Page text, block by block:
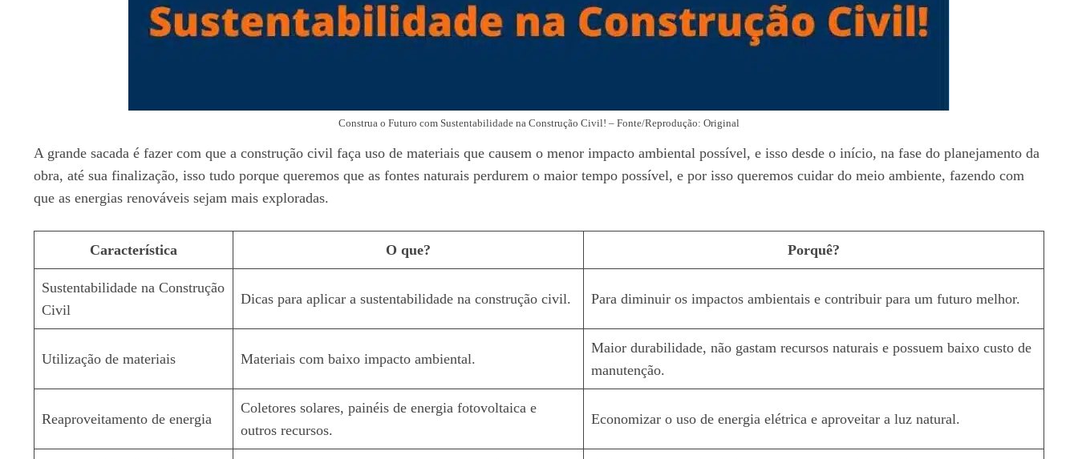
Construa o Futuro com Sustentabilidade na Construção Civil! – Fonte/Reprodução: Original
A grande sacada é fazer com que a construção civil faça uso de materiais que causem o menor impacto ambiental possível, e isso desde o início, na fase do planejamento da
obra, até sua finalização, isso tudo porque queremos que as fontes naturais perdurem o maior tempo possível, e por isso queremos cuidar do meio ambiente, fazendo com
que as energias renováveis sejam mais exploradas.
Característica O que? Porquê?
Sustentabilidade na Construção
Civil
Dicas para aplicar a sustentabilidade na construção civil. Para diminuir os impactos ambientais e contribuir para um futuro melhor.
Utilização de materiais Materiais com baixo impacto ambiental.
Maior durabilidade, não gastam recursos naturais e possuem baixo custo de
manutenção.
Reaproveitamento de energia
Coletores solares, painéis de energia fotovoltaica e
outros recursos.
Economizar o uso de energia elétrica e aproveitar a luz natural.